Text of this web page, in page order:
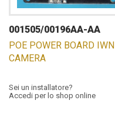
001505/00196AA-AA
POE POWER BOARD IWN
CAMERA
Sei un installatore?
Accedi per lo shop online